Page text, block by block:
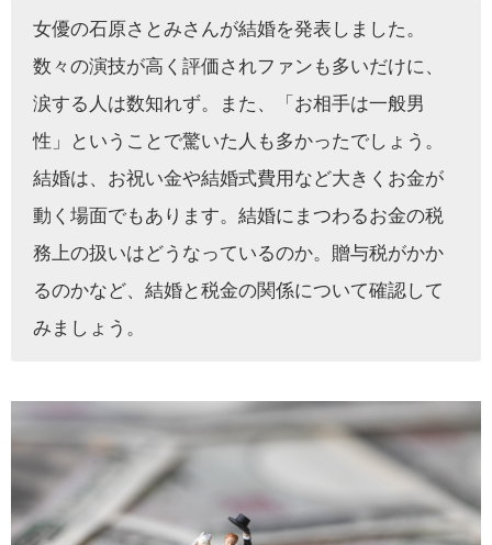
女優の石原さとみさんが結婚を発表しました。
数々の演技が高く評価されファンも多いだけに、
涙する人は数知れず。また、「お相手は一般男
性」ということで驚いた人も多かったでしょう。
結婚は、お祝い金や結婚式費用など大きくお金が
動く場面でもあります。結婚にまつわるお金の税
務上の扱いはどうなっているのか。贈与税がかか
るのかなど、結婚と税金の関係について確認して
みましょう。